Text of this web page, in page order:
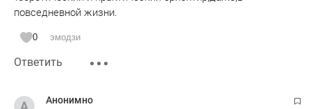
повседневной жизни.
0 эмодзи
Ответить
Анонимно